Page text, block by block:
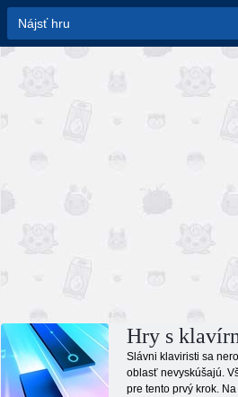
Hry s
Slávni klaviristi sa
oblasť nevyskúšajú.
pre tento prvý krok.